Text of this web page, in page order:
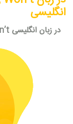
انگلیسی
آموزش گرامر کاربردهای مختلف Will , Won’t در زبان انگلیسی